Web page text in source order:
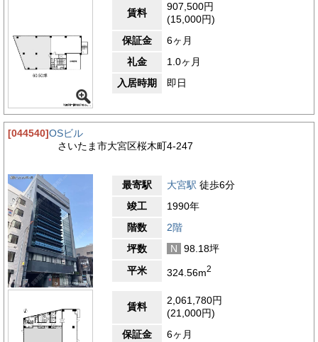
賃料
907,500円
(15,000円)
保証金
6ヶ月
礼金
1.0ヶ月
入居時期
即日
[044540]OSビル
さいたま市大宮区桜木町4-247
最寄駅 大宮駅 徒歩6分
竣工
1990年
階数
2階
坪数
N
98.18坪
平米
324.56m2
賃料
2,061,780円
(21,000円)
保証金
6ヶ月